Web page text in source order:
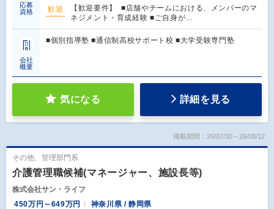
応募
資格
歓迎
【歓迎要件】 ■店舗やチームにおける、メンバーのマ
ネジメント・育成経験 ■ご自身が…
会社
概要
■個別指導塾 ■通信制高校サポート校 ■大学受験専門塾
気になる 詳細を見る
掲載期間：26/07/30～26/08/12
その他、管理部門系
介護管理職候補(マネージャー、施設長等)
株式会社サン・ライフ
450万円～649万円
神奈川県 / 静岡県